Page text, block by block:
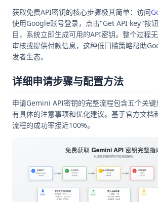
获取免费API密钥的核心步骤极其简单：访问
使用Google账号登录，点击"Get API key"按
目，系统立即生成可用的API密钥。整个过程
审核或提供付款信息，这种低门槛策略帮助
发者生态。
详细申请步骤与配置方法
申请Gemini API密钥的完整流程包含五个关
有具体的注意事项和优化建议。基于官方文档
流程的成功率接近100%。